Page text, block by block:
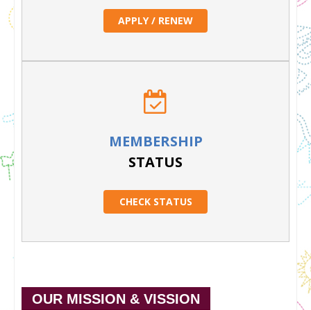
APPLY / RENEW
MEMBERSHIP
STATUS
CHECK STATUS
OUR MISSION & VISSION